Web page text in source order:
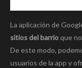
La aplicación de
sitios del barrioque
De este modo,
usuarios de la app y